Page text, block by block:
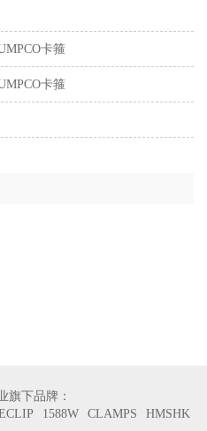
卡箍
卡箍
旗下品牌：
1588W CLAMPS HMSHK